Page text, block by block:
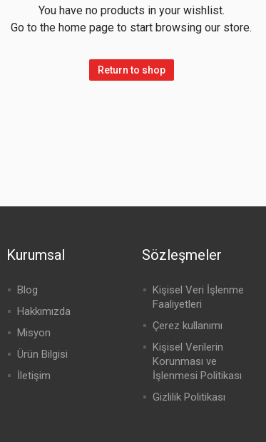
You have no products in your wishlist.
Go to the home page to start browsing our store.
Return to shop
Kurumsal
Blog
Hakkımızda
Misyon
Ürün Bilgisi
İletişim
Sözleşmeler
Kişisel Veri İşlenme
Faaliyetleri
Çerez kullanımı
Kişisel Verilerin
Korunması ve
İşlenmesi Politikası
Gizlilik Politikası